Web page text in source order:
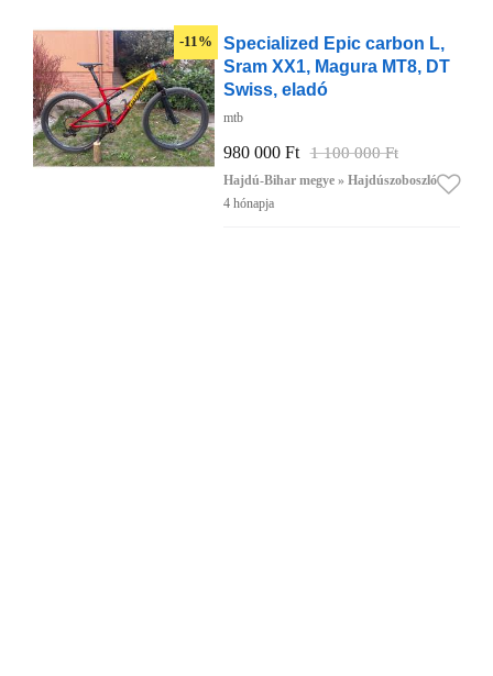
-11%
Specialized Epic carbon L,
Sram XX1, Magura MT8, DT
Swiss, eladó
mtb
980 000 Ft 1 100 000 Ft
Hajdú-Bihar megye » Hajdúszoboszló
4 hónapja